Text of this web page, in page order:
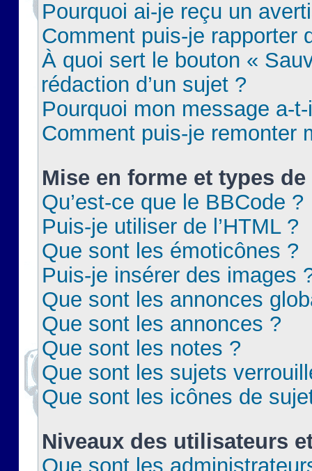
Pourquoi ai-je reçu un
Comment puis-je rapporter
À quoi sert le bouton «
rédaction d’un sujet ?
Pourquoi mon message a-
Comment puis-je remonter
Mise en forme et types
Qu’est-ce que le BBCode ?
Puis-je utiliser de l’HTML ?
Que sont les émoticônes ?
Puis-je insérer des images
Que sont les annonces
Que sont les annonces ?
Que sont les notes ?
Que sont les sujets
Que sont les icônes de
Niveaux des utilisateurs
Que sont les